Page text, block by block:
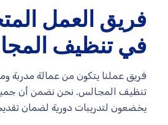
فريق العمل
في تنظيف
فريق عملنا يتكون من عمالة مدربة
تنظيف المجالس. نحن نضمن أن
يخضعون لتدريبات دورية لضمان